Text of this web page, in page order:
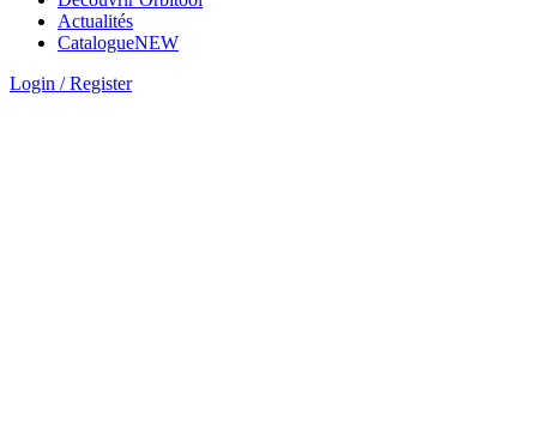
Actualités
CatalogueNEW
Login / Register